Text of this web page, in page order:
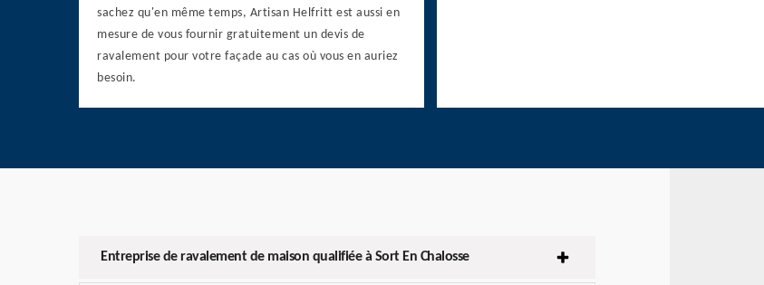
sachez qu'en même temps, Artisan Helfritt est aussi en
mesure de vous fournir gratuitement un devis de
ravalement pour votre façade au cas où vous en auriez
besoin.
Entreprise de ravalement de maison qualifiée à Sort En Chalosse